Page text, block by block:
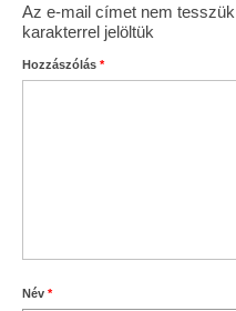
Az e-mail címet nem
karakterrel jelöltük
Hozzászólás *
Név *